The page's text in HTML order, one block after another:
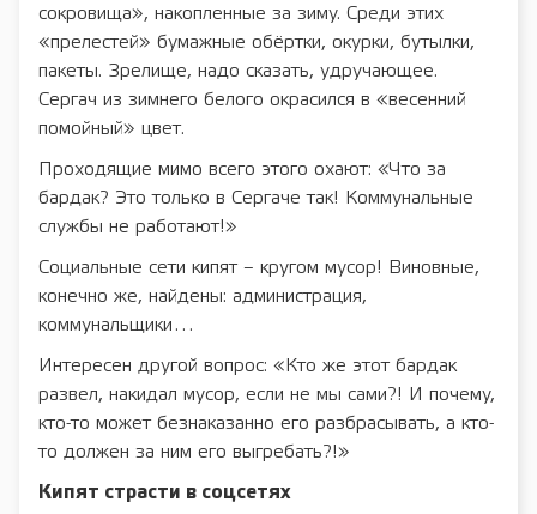
сокровища», накопленные за зиму. Среди этих
«прелестей» бумажные обёртки, окурки, бутылки,
пакеты. Зрелище, надо сказать, удручающее.
Сергач из зимнего белого окрасился в «весенний
помойный» цвет.
Проходящие мимо всего этого охают: «Что за
бардак? Это только в Сергаче так! Коммунальные
службы не работают!»
Социальные сети кипят – кругом мусор! Виновные,
конечно же, найдены: администрация,
коммунальщики…
Интересен другой вопрос: «Кто же этот бардак
развел, накидал мусор, если не мы сами?! И почему,
кто-то может безнаказанно его разбрасывать, а кто-
то должен за ним его выгребать?!»
Кипят страсти в соцсетях